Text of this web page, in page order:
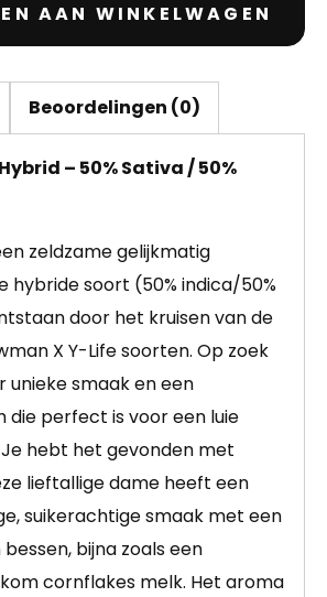
AAN WINKELWAGEN
Beoordelingen (0)
– 50% Sativa / 50%
zeldzame gelijkmatig
hybride soort (50% indica/50%
door het kruisen van de
X Y-Life soorten. Op zoek
unieke smaak en een
die perfect is voor een luie
hebt het gevonden met
lieftallige dame heeft een
suikerachtige smaak met een
bijna zoals een
cornflakes melk. Het aroma